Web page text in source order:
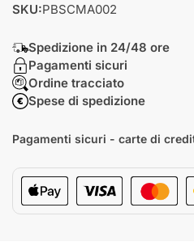
SKU:PBSCMA002
Spedizione in 24/48 ore
Pagamenti sicuri
Ordine tracciato
Spese di spedizione
Pagamenti sicuri - carte di